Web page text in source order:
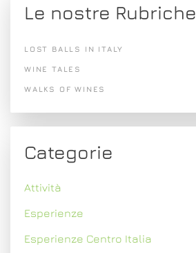
Le nostre Rubriche
LOST BALLS IN ITALY
WINE TALES
WALKS OF WINES
Categorie
Attività
Esperienze
Esperienze Centro Italia